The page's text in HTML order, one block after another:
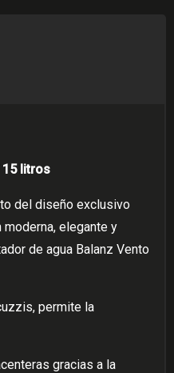
15 litros
del diseño exclusivo
moderna, elegante y
de agua Balanz Vento
permite la
gracias a la